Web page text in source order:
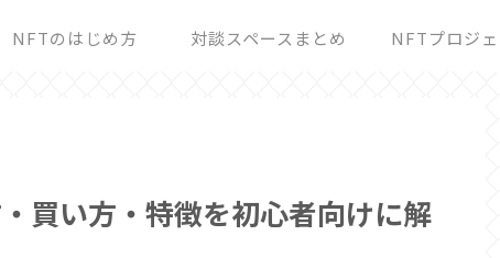
NFTのはじめ方 対談スペースまとめ NFTプロジ
買い方・特徴を初心者向けに解